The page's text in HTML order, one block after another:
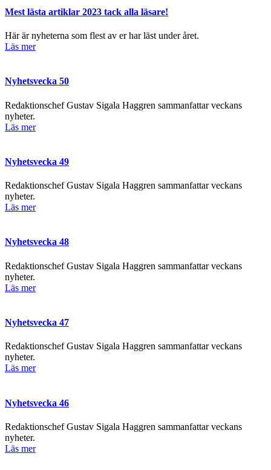
Mest lästa artiklar 2023 tack alla läsare!
Här är nyheterna som flest av er har läst under året.
Läs mer
Nyhetsvecka 50
Redaktionschef Gustav Sigala Haggren sammanfattar veckans
nyheter.
Läs mer
Nyhetsvecka 49
Redaktionschef Gustav Sigala Haggren sammanfattar veckans
nyheter.
Läs mer
Nyhetsvecka 48
Redaktionschef Gustav Sigala Haggren sammanfattar veckans
nyheter.
Läs mer
Nyhetsvecka 47
Redaktionschef Gustav Sigala Haggren sammanfattar veckans
nyheter.
Läs mer
Nyhetsvecka 46
Redaktionschef Gustav Sigala Haggren sammanfattar veckans
nyheter.
Läs mer